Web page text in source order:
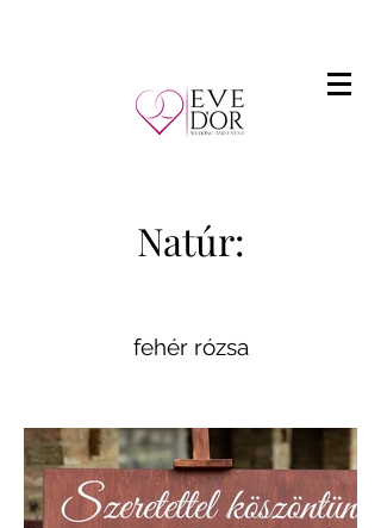
Natúr:
fehér rózsa